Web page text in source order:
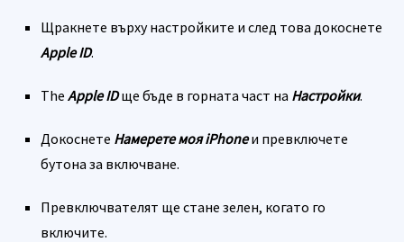
Щракнете върху настройките и след това докоснете
Apple ID.
The Apple IDще бъде в горната част на Настройки.
Докоснете Намерете моя iPhoneи превключете
бутона за включване.
Превключвателят ще стане зелен, когато го
включите.